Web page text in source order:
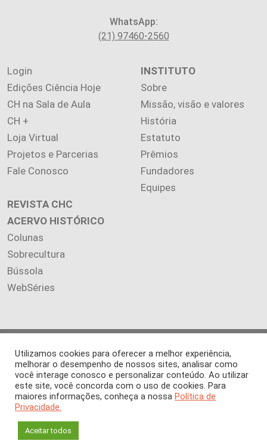
WhatsApp:
(21) 97460-2560
Login
Edições Ciência Hoje
CH na Sala de Aula
CH +
Loja Virtual
Projetos e Parcerias
Fale Conosco
INSTITUTO
Sobre
Missão, visão e valores
História
Estatuto
Prêmios
Fundadores
Equipes
REVISTA CHC
ACERVO HISTÓRICO
Colunas
Sobrecultura
Bússola
WebSéries
Copyright 2026 INSTITUTO CIÊNCIA HOJE. Todos os direitos
reservados.
Os artigos publicados na revista refletem exclusivamente a
opinião de seus autores.
É proibida a reprodução, integral ou parcial, do conteúdo (imagens
Utilizamos cookies para oferecer a melhor experiência,
melhorar o desempenho de nossos sites, analisar como
você interage conosco e personalizar conteúdo. Ao utilizar
este site, você concorda com o uso de cookies. Para
maiores informações, conheça a nossa Política de
Privacidade.
Aceitar todos